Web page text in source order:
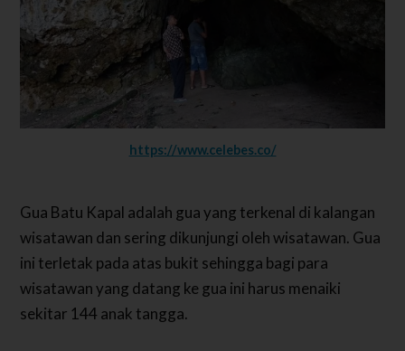
https://www.celebes.co/
Gua Batu Kapal adalah gua yang terkenal di kalangan
wisatawan dan sering dikunjungi oleh wisatawan. Gua
ini terletak pada atas bukit sehingga bagi para
wisatawan yang datang ke gua ini harus menaiki
sekitar 144 anak tangga.